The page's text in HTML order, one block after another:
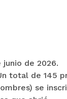
junio de 2026.
total de 145
se